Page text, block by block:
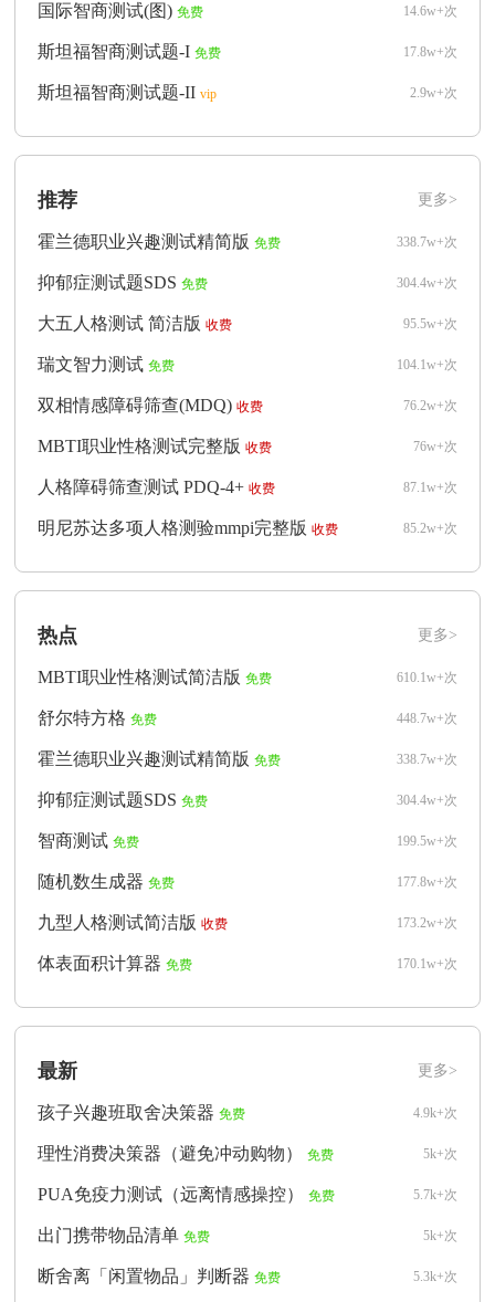
14.6w+次
国际智商测试(图) 免费
17.8w+次
斯坦福智商测试题-I 免费
2.9w+次
斯坦福智商测试题-II vip
更多>
推荐
338.7w+次
霍兰德职业兴趣测试精简版 免费
304.4w+次
抑郁症测试题SDS 免费
95.5w+次
大五人格测试 简洁版 收费
104.1w+次
瑞文智力测试 免费
76.2w+次
双相情感障碍筛查(MDQ) 收费
76w+次
MBTI职业性格测试完整版 收费
87.1w+次
人格障碍筛查测试 PDQ-4+ 收费
85.2w+次
明尼苏达多项人格测验mmpi完整版 收费
更多>
热点
610.1w+次
MBTI职业性格测试简洁版 免费
448.7w+次
舒尔特方格 免费
338.7w+次
霍兰德职业兴趣测试精简版 免费
304.4w+次
抑郁症测试题SDS 免费
199.5w+次
智商测试 免费
177.8w+次
随机数生成器 免费
173.2w+次
九型人格测试简洁版 收费
170.1w+次
体表面积计算器 免费
更多>
最新
4.9k+次
孩子兴趣班取舍决策器 免费
5k+次
理性消费决策器（避免冲动购物） 免费
5.7k+次
PUA免疫力测试（远离情感操控） 免费
5k+次
出门携带物品清单 免费
5.3k+次
断舍离「闲置物品」判断器 免费